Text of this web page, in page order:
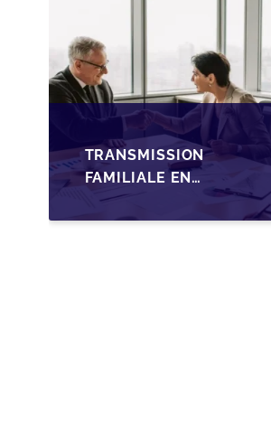
TRANSMISSION
FAMILIALE EN
WALLONIE :
NOUVELLES